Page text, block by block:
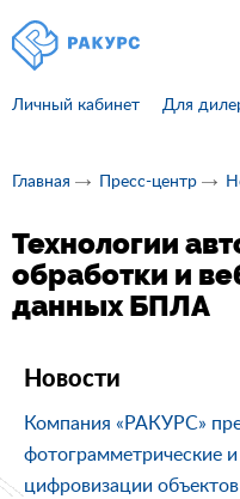
Личный кабинет Для
Главная Пресс-центр
Технологии
обработки и
данных БПЛА
Новости
Компания «РАКУРС»
фотограмметрические
цифровизации